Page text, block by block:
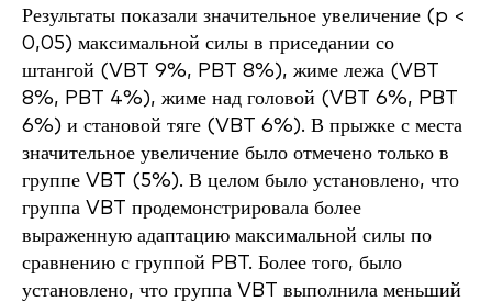
Результаты показали значительное увеличение (p <
0,05) максимальной силы в приседании со
штангой (VBT 9%, PBT 8%), жиме лежа (VBT
8%, PBT 4%), жиме над головой (VBT 6%, PBT
6%) и становой тяге (VBT 6%). В прыжке с места
значительное увеличение было отмечено только в
группе VBT (5%). В целом было установлено, что
группа VBT продемонстрировала более
выраженную адаптацию максимальной силы по
сравнению с группой PBT. Более того, было
установлено, что группа VBT выполнила меньший